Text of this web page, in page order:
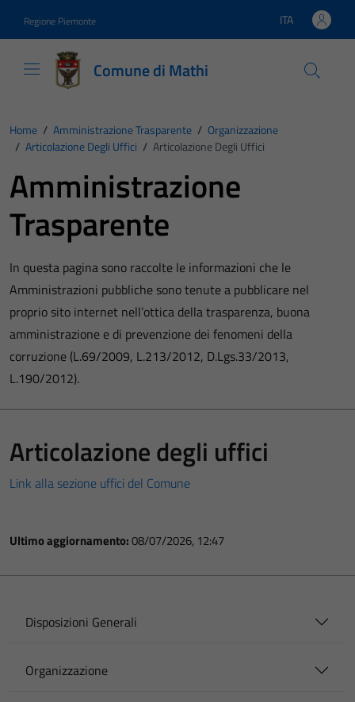
Regione Piemonte Lingua attiva:
ITA
Comune di Mathi
Home / Amministrazione Trasparente / Organizzazione
/ Articolazione Degli Uffici / Articolazione Degli Uffici
Amministrazione
Trasparente
In questa pagina sono raccolte le informazioni che le
Amministrazioni pubbliche sono tenute a pubblicare nel
proprio sito internet nell’ottica della trasparenza, buona
amministrazione e di prevenzione dei fenomeni della
corruzione (L.69/2009, L.213/2012, D.Lgs.33/2013,
L.190/2012).
Articolazione degli uffici
Link alla sezione uffici del Comune
Ultimo aggiornamento:08/07/2026, 12:47
Disposizioni Generali
Organizzazione